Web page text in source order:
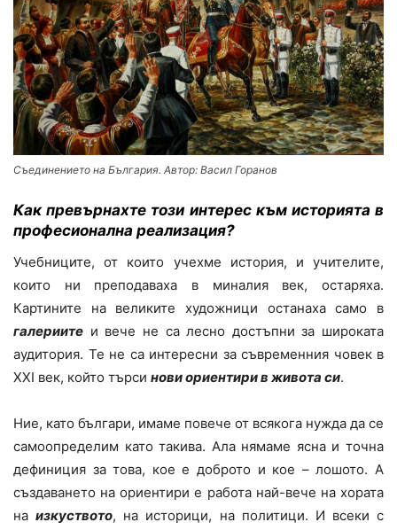
Съединението на България. Автор: Васил Горанов
Как превърнахте този интерес към историята в
професионална реализация?
Учебниците, от които учехме история, и учителите,
които ни преподаваха в миналия век, остаряха.
Картините на великите художници останаха само в
галериите и вече не са лесно достъпни за широката
аудитория. Те не са интересни за съвременния човек в
XXI век, който търси нови ориентири в живота си.
Ние, като българи, имаме повече от всякога нужда да се
самоопределим като такива. Ала нямаме ясна и точна
дефиниция за това, кое е доброто и кое – лошото. А
създаването на ориентири е работа най-вече на хората
наизкуството, на историци, на политици. И всеки с